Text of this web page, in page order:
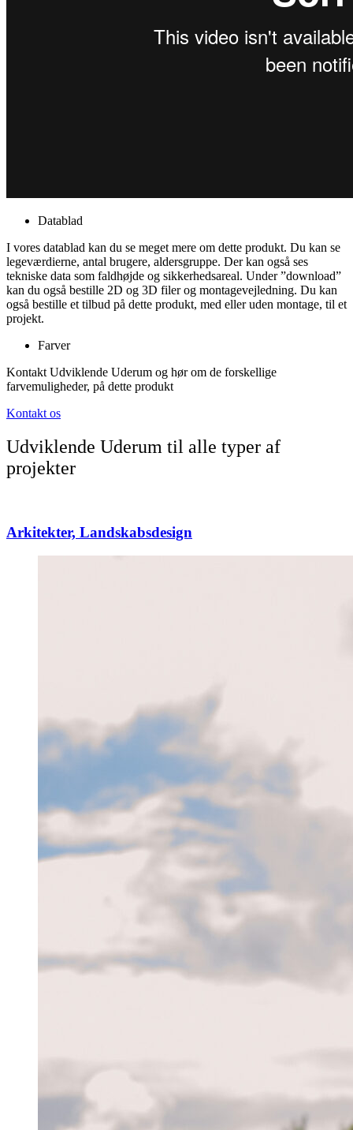
Datablad
I vores datablad kan du se meget mere om dette produkt. Du kan se
legeværdierne, antal brugere, aldersgruppe. Der kan også ses
tekniske data som faldhøjde og sikkerhedsareal. Under ”download”
kan du også bestille 2D og 3D filer og montagevejledning. Du kan
også bestille et tilbud på dette produkt, med eller uden montage, til et
projekt.
Farver
Kontakt Udviklende Uderum og hør om de forskellige
farvemuligheder, på dette produkt
Kontakt os
Udviklende Uderum til alle typer af
projekter
Arkitekter, Landskabsdesign